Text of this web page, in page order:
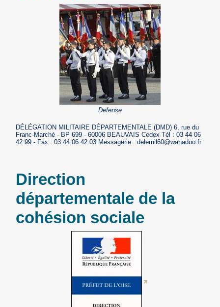
Defense
DÉLÉGATION MILITAIRE DÉPARTEMENTALE (DMD) 6, rue du
Franc-Marché - BP 699 - 60006 BEAUVAIS Cedex Tél : 03 44 06
42 99 - Fax : 03 44 06 42 03 Messagerie : delemil60@wanadoo.fr
Direction
départementale de la
cohésion sociale